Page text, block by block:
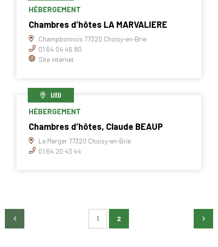
HÉBERGEMENT
Chambres d’hôtes LA MARVALIERE
Champbonnois 77320 Choisy-en-Brie
01 64 04 46 80
Site internet
LIEU
HÉBERGEMENT
Chambres d’hôtes, Claude BEAUP
Le Merger 77320 Choisy-en-Brie
01 64 20 43 44
1 2